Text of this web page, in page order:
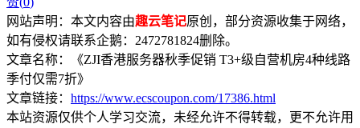
网站声明：本文内容由趣云笔记原创，部分资源收集于网络，
如有侵权请联系企鹅：2472781824删除。
文章名称：《ZJI香港服务器秋季促销 T3+级自营机房4种线路
季付仅需7折》
文章链接： https://www.ecscoupon.com/17386.html
本站资源仅供个人学习交流，未经允许不得转载，更不允许用